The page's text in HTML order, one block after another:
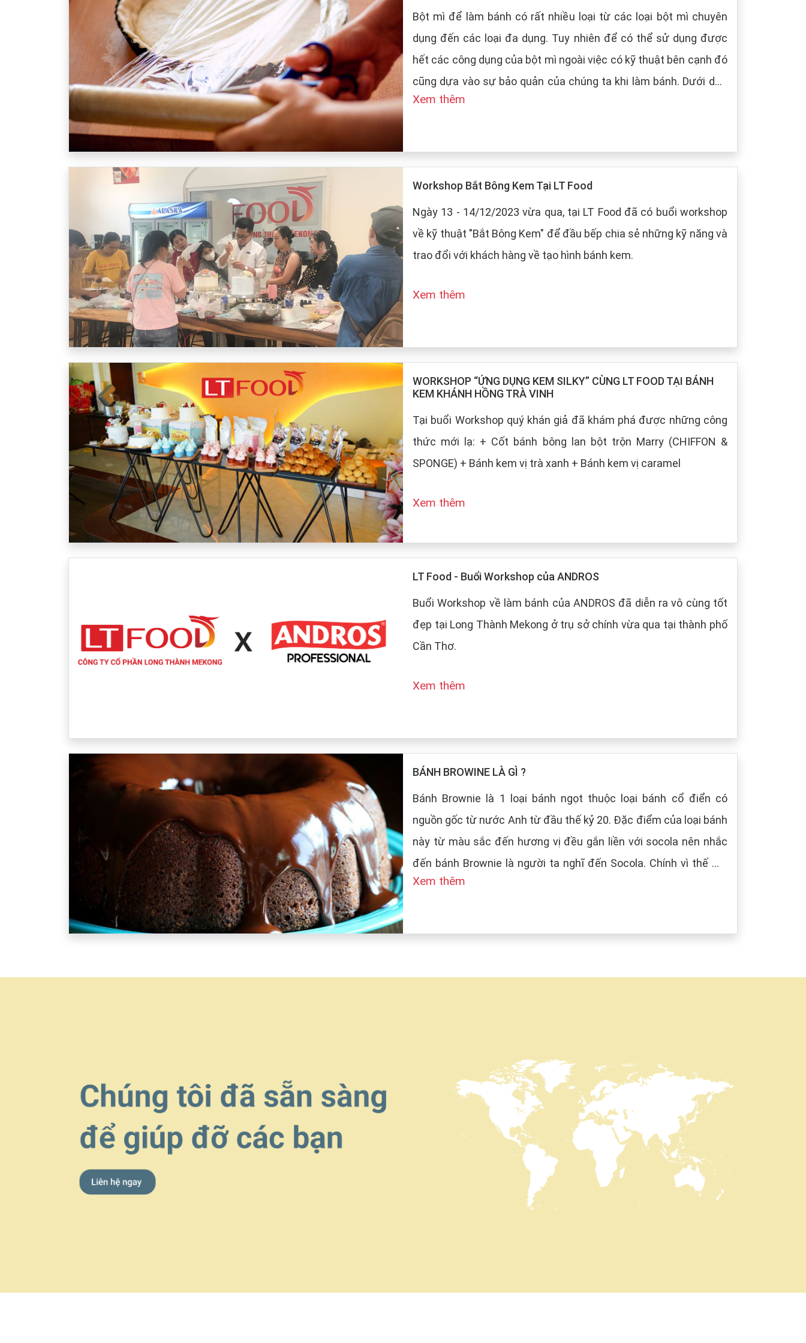
Bột mì để làm bánh có rất nhiều loại từ các loại bột mì chuyên
dụng đến các loại đa dụng. Tuy nhiên để có thể sử dụng được
hết các công dụng của bột mì ngoài việc có kỹ thuật bên cạnh đó
cũng dựa vào sự bảo quản của chúng ta khi làm bánh. Dưới dây,
LT Food sẽ đưa ra những cách bảo quản chung cho các loại bột
Xem thêm
Workshop Bắt Bông Kem Tại LT Food
Ngày 13 - 14/12/2023 vừa qua, tại LT Food đã có buổi workshop
về kỹ thuật "Bắt Bông Kem" để đầu bếp chia sẻ những kỹ năng và
trao đổi với khách hàng về tạo hình bánh kem.
Xem thêm
WORKSHOP “ỨNG DỤNG KEM SILKY” CÙNG LT FOOD TẠI BÁNH
KEM KHÁNH HỒNG TRÀ VINH
Tại buổi Workshop quý khán giả đã khám phá được những công
thức mới lạ: + Cốt bánh bông lan bột trộn Marry (CHIFFON &
SPONGE) + Bánh kem vị trà xanh + Bánh kem vị caramel
Xem thêm
LT Food - Buổi Workshop của ANDROS
Buổi Workshop về làm bánh của ANDROS đã diễn ra vô cùng tốt
đẹp tại Long Thành Mekong ở trụ sở chính vừa qua tại thành phố
Cần Thơ.
Xem thêm
BÁNH BROWINE LÀ GÌ ?
Bánh Brownie là 1 loại bánh ngọt thuộc loại bánh cổ điển có
nguồn gốc từ nước Anh từ đầu thế kỷ 20. Đặc điểm của loại bánh
này từ màu sắc đến hương vị đều gắn liền với socola nên nhắc
đến bánh Brownie là người ta nghĩ đến Socola. Chính vì thế mà
tên bánh là Brown (màu nâu) tượng trưng cho màu của Socola.
Xem thêm